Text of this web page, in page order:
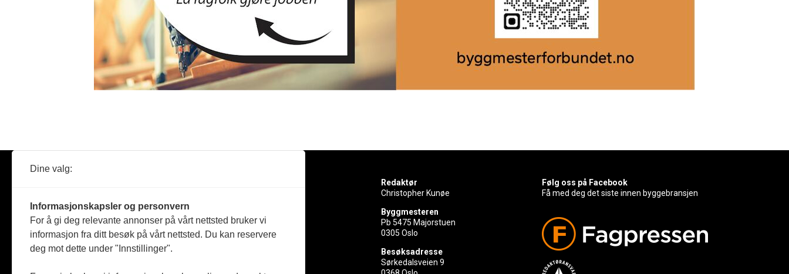
Reportasje
Produkter
Redaktør
Christopher Kunøe
Byggmesteren
Pb 5475 Majorstuen
0305 Oslo
Besøksadresse
Sørkedalsveien 9
Følg oss på Facebook
Få med deg det siste innen byggebransjen
Dine valg:
Informasjonskapsler og personvern
For å gi deg relevante annonser på vårt nettsted bruker vi
informasjon fra ditt besøk på vårt nettsted. Du kan reservere
deg mot dette under "Innstillinger".